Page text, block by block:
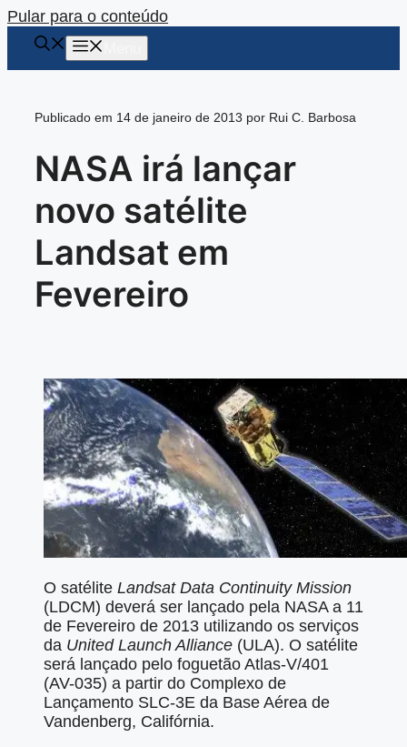
Pular para o conteúdo
Publicado em 14 de janeiro de 2013 por Rui C. Barbosa
NASA irá lançar
novo satélite
Landsat em
Fevereiro
O satélite Landsat Data Continuity Mission
(LDCM) deverá ser lançado pela NASA a 11
de Fevereiro de 2013 utilizando os serviços
da United Launch Alliance (ULA). O satélite
será lançado pelo foguetão Atlas-V/401
(AV-035) a partir do Complexo de
Lançamento SLC-3E da Base Aérea de
Vandenberg, Califórnia.